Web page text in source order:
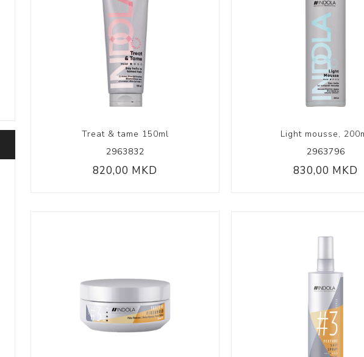
Coily
Treat & tame 150ml
2963832
820,00 MKD
Light mousse,
2963796
830,00 MKD